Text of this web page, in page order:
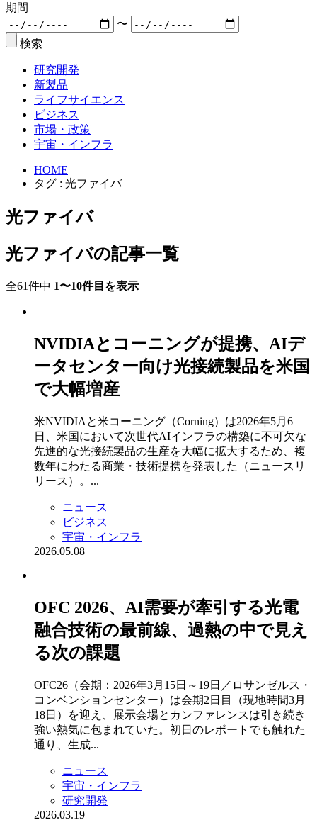
期間
〜
検索
研究開発
新製品
ライフサイエンス
ビジネス
市場・政策
宇宙・インフラ
HOME
タグ : 光ファイバ
光ファイバ
光ファイバの記事一覧
全61件中 1〜10件目を表示
NVIDIAとコーニングが提携、AIデ
ータセンター向け光接続製品を米国
で大幅増産
米NVIDIAと米コーニング（Corning）は2026年5月6
日、米国において次世代AIインフラの構築に不可欠な
先進的な光接続製品の生産を大幅に拡大するため、複
数年にわたる商業・技術提携を発表した（ニュースリ
リース）。...
ニュース
ビジネス
宇宙・インフラ
2026.05.08
OFC 2026、AI需要が牽引する光電
融合技術の最前線、過熱の中で見え
る次の課題
OFC26（会期：2026年3月15日～19日／ロサンゼルス・
コンベンションセンター）は会期2日目（現地時間3月
18日）を迎え、展示会場とカンファレンスは引き続き
強い熱気に包まれていた。初日のレポートでも触れた
通り、生成...
ニュース
宇宙・インフラ
研究開発
2026.03.19